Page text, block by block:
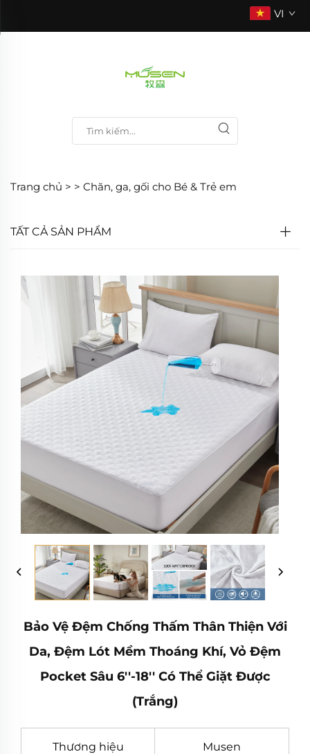
VI
Trang chủ > > Chăn, ga, gối cho Bé & Trẻ em
TẤT CẢ SẢN PHẨM
Bảo Vệ Đệm Chống Thấm Thân Thiện Với
Da, Đệm Lót Mềm Thoáng Khí, Vỏ Đệm
Pocket Sâu 6''-18'' Có Thể Giặt Được
(Trắng)
Thương hiệu Musen